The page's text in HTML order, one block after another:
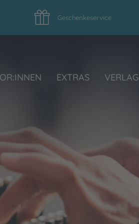
Geschenkeservice
EXTRAS VERLAG